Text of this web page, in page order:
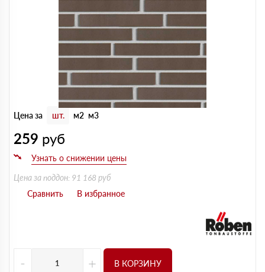
Цена за шт. м2 м3
259 руб
Цена за поддон: 91 168 руб
- + В КОРЗИНУ